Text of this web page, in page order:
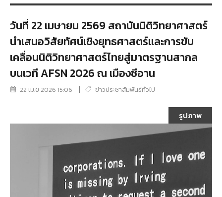
วันที่ 22 เมษายน 2569 สถาบันนิติวิทยาศาสตร์
นำเสนอวิสัยทัศน์เชิงยุทธศาสตร์และการขับ
เคลื่อนนิติวิทยาศาสตร์ไทยสู่มาตรฐานสากล
บนเวที AFSN 2026 ณ เมืองซีอาน
22 เม.ย 2026 15:06 ข่าวประชาสัมพันธ์ทั่วไป
รูปภาพ